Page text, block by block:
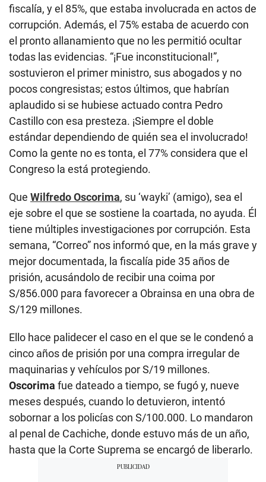
fiscalía, y el 85%, que estaba involucrada en actos de
corrupción. Además, el 75% estaba de acuerdo con
el pronto allanamiento que no les permitió ocultar
todas las evidencias. “¡Fue inconstitucional!”,
sostuvieron el primer ministro, sus abogados y no
pocos congresistas; estos últimos, que habrían
aplaudido si se hubiese actuado contra Pedro
Castillo con esa presteza. ¡Siempre el doble
estándar dependiendo de quién sea el involucrado!
Como la gente no es tonta, el 77% considera que el
Congreso la está protegiendo.
Que Wilfredo Oscorima, su ‘wayki’ (amigo), sea el
eje sobre el que se sostiene la coartada, no ayuda. Él
tiene múltiples investigaciones por corrupción. Esta
semana, “Correo” nos informó que, en la más grave y
mejor documentada, la fiscalía pide 35 años de
prisión, acusándolo de recibir una coima por
S/856.000 para favorecer a Obrainsa en una obra de
S/129 millones.
Ello hace palidecer el caso en el que se le condenó a
cinco años de prisión por una compra irregular de
maquinarias y vehículos por S/19 millones.
Oscorima fue dateado a tiempo, se fugó y, nueve
meses después, cuando lo detuvieron, intentó
sobornar a los policías con S/100.000. Lo mandaron
al penal de Cachiche, donde estuvo más de un año,
hasta que la Corte Suprema se encargó de liberarlo.